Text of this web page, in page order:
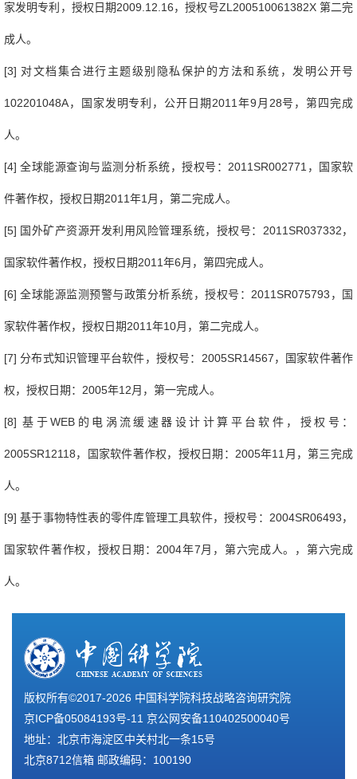
家发明专利，授权日期2009.12.16，授权号ZL200510061382X 第二完
成人。
[3] 对文档集合进行主题级别隐私保护的方法和系统，发明公开号
102201048A，国家发明专利，公开日期 2011 年9 月 28号，第四完成
人。
[4]全球能源查询与监测分析系统，授权号： 2011SR002771 ，国家软
件著作权，授权日期2011年1 月，第二完成人。
[5] 国外矿产资源开发利用风险管理系统，授权号： 2011SR037332，
国家软件著作权，授权日期2011年6月，第四完成人。
[6]全球能源监测预警与政策分析系统，授权号： 2011SR075793 ，国
家软件著作权，授权日期2011年10月，第二完成人。
[7]分布式知识管理平台软件，授权号： 2005SR14567，国家软件著作
权，授权日期： 2005年12月，第一完成人。
[8]基于WEB 的电涡流缓速器设计计算平台软件，授权号：
2005SR12118，国家软件著作权，授权日期： 2005年11 月，第三完成
人。
[9]基于事物特性表的零件库管理工具软件，授权号： 2004SR06493，
国家软件著作权，授权日期： 2004年7月，第六完成人。 ，第六完成
人。
版权所有©2017-2026 中国科学院科技战略咨询研究院
京ICP备05084193号-11 京公网安备110402500040号
地址：北京市海淀区中关村北一条15号
北京8712信箱 邮政编码：100190